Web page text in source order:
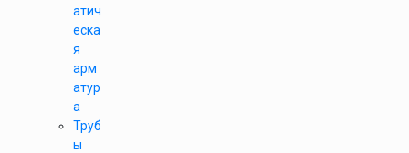
атич
еска
я
арм
атур
а
Труб
ы